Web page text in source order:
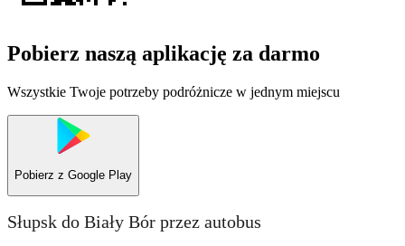
Pobierz naszą aplikację za darmo
Wszystkie Twoje potrzeby podróżnicze w jednym miejscu
Pobierz z Google Play
Słupsk do Biały Bór przez autobus